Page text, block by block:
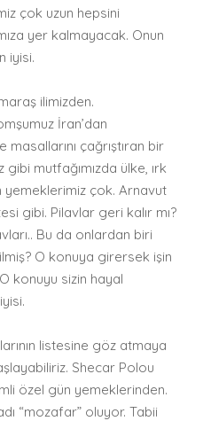
çok uzun hepsini
yer kalmayacak. Onun
iyisi.
ilimizden.
İran’dan
çağrıştıran bir
mutfağımızda ülke, ırk
yemeklerimiz çok. Arnavut
gibi. Pilavlar geri kalır mı?
Bu da onlardan biri
O konuya girersek işin
konuyu sizin hayal
listesine göz atmaya
Shecar Polou
özel gün yemeklerinden.
“mozafar” oluyor. Tabii